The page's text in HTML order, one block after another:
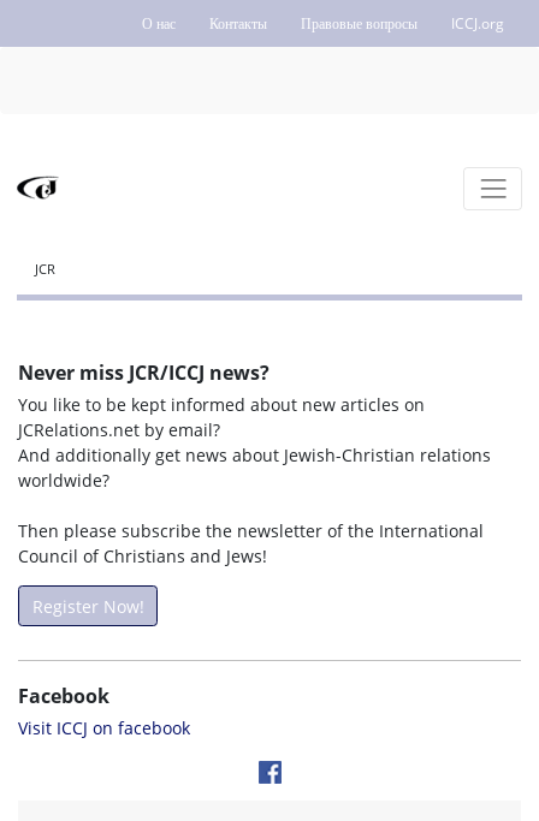
О нас Контакты Правовые вопросы ICCJ.org
JCR
Never miss JCR/ICCJ news?
You like to be kept informed about new articles on
JCRelations.net by email?
And additionally get news about Jewish-Christian relations
worldwide?
Then please subscribe the newsletter of the International
Council of Christians and Jews!
Register Now!
Facebook
Visit ICCJ on facebook